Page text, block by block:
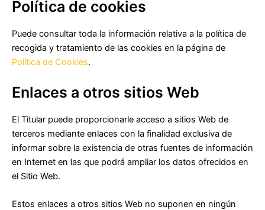
Política de cookies
Puede consultar toda la información relativa a la política de
recogida y tratamiento de las cookies en la página de
Política de Cookies.
Enlaces a otros sitios Web
El Titular puede proporcionarle acceso a sitios Web de
terceros mediante enlaces con la finalidad exclusiva de
informar sobre la existencia de otras fuentes de información
en Internet en las que podrá ampliar los datos ofrecidos en
el Sitio Web.
Estos enlaces a otros sitios Web no suponen en ningún